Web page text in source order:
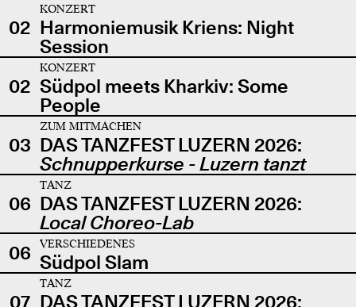
02
KONZERT
Harmoniemusik Kriens: Night
Session
02
KONZERT
Südpol meets Kharkiv: Some
People
03
ZUM MITMACHEN
DAS TANZFEST LUZERN 2026:
Schnupperkurse - Luzern tanzt
06
TANZ
DAS TANZFEST LUZERN 2026:
Local Choreo-Lab
06
VERSCHIEDENES
Südpol Slam
07
TANZ
DAS TANZFEST LUZERN 2026: